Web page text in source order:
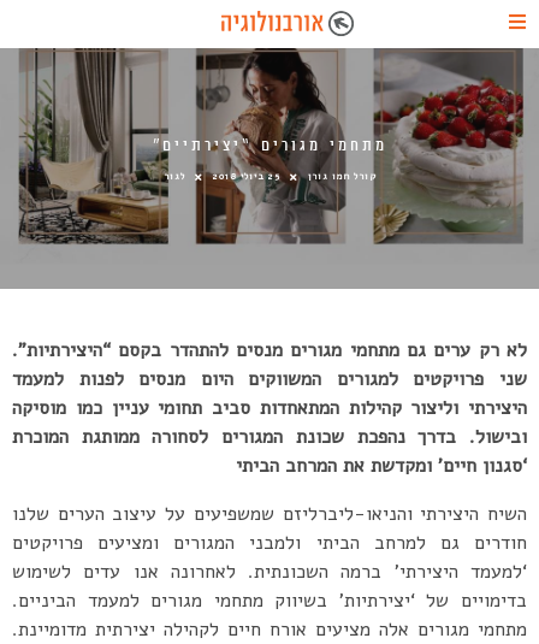
מתחמי מגורים “יצירתיים”
קורל חמו גורן 25 ביולי 2018 לגור
לא רק ערים גם מתחמי מגורים מנסים להתהדר בקסם “היצירתיות”.
שני פרויקטים למגורים המשווקים היום מנסים לפנות למעמד
היצירתי וליצור קהילות המתאחדות סביב תחומי עניין כמו מוסיקה
ובישול. בדרך נהפכת שכונת המגורים לסחורה ממותגת המוכרת
‘סגנון חיים’ ומקדשת את המרחב הביתי
השיח היצירתי והניאו-ליברליזם שמשפיעים על עיצוב הערים שלנו
חודרים גם למרחב הביתי ולמבני המגורים ומציעים פרויקטים
‘למעמד היצירתי’ ברמה השכונתית. לאחרונה אנו עדים לשימוש
בדימויים של ‘יצירתיות’ בשיווק מתחמי מגורים למעמד הביניים.
מתחמי מגורים אלה מציעים אורח חיים לקהילה יצירתית מדומיינת.